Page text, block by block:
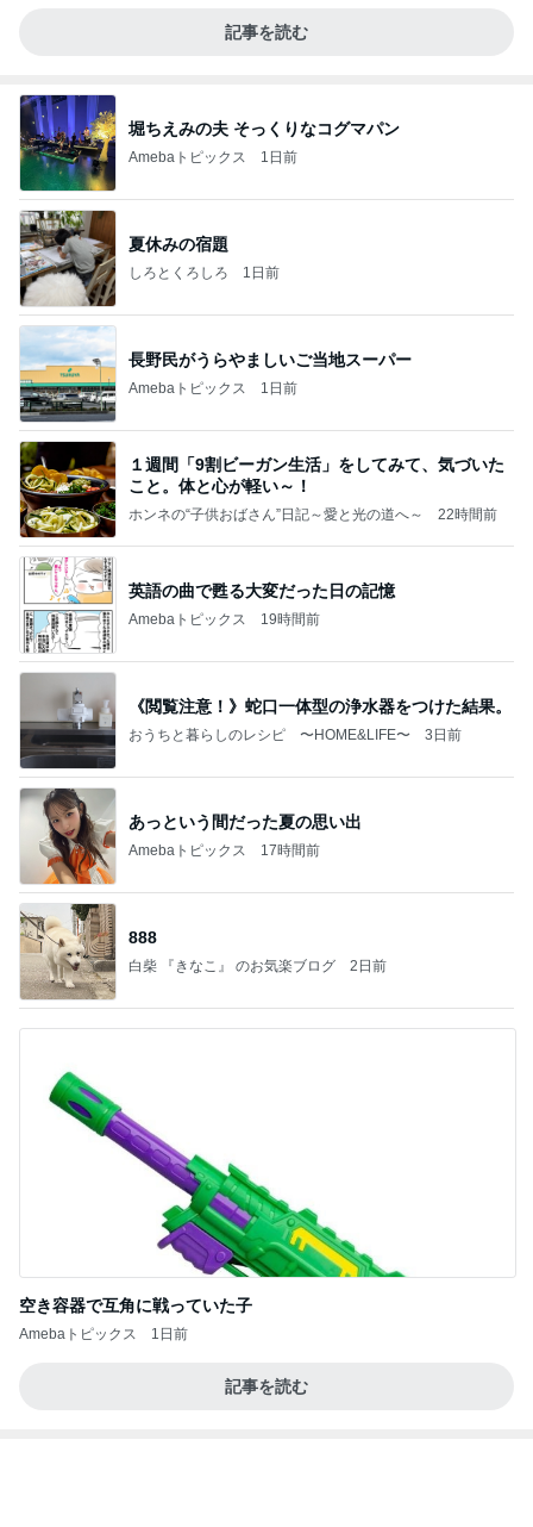
記事を読む
堀ちえみの夫 そっくりなコグマパン
Amebaトピックス 1日前
夏休みの宿題
しろとくろしろ 1日前
長野民がうらやましいご当地スーパー
Amebaトピックス 1日前
１週間「9割ビーガン生活」をしてみて、気づいた
こと。体と心が軽い～！
ホンネの“子供おばさん”日記～愛と光の道へ～ 22時間前
英語の曲で甦る大変だった日の記憶
Amebaトピックス 19時間前
《閲覧注意！》蛇口一体型の浄水器をつけた結果。
おうちと暮らしのレシピ 〜HOME&LIFE〜 3日前
あっという間だった夏の思い出
Amebaトピックス 17時間前
888
白柴 『きなこ』 のお気楽ブログ 2日前
空き容器で互角に戦っていた子
Amebaトピックス 1日前
記事を読む